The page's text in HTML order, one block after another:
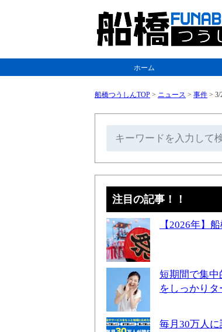
ホーム
船橋つうしんTOP > ニュース > 事件 > 3/
注目の記事！！
【2026年】
短期間で集中
をしっかり
毎月30万人